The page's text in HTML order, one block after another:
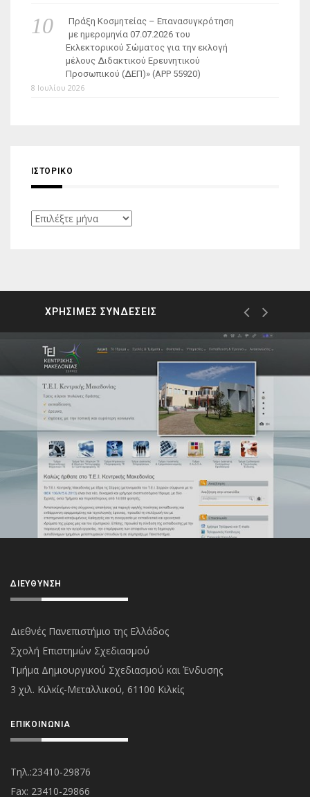
Πράξη Κοσμητείας – Επανασυγκρότηση
με ημερομηνία 07.07.2026 του
Εκλεκτορικού Σώματος για την εκλογή
μέλους Διδακτικού Ερευνητικού
Προσωπικού (ΔΕΠ)» (APP 55920)
8 Ιουλίου 2026
ΙΣΤΟΡΙΚΌ
Ιστορικό
ΧΡΗΣΙΜΕΣ ΣΥΝΔΕΣΕΙΣ
ΔΙΕΎΘΥΝΣΗ
Διεθνές Πανεπιστήμιο της Ελλάδος
Σχολή Επιστημών Σχεδιασμού
Τμήμα Δημιουργικού Σχεδιασμού και Ένδυσης
3 χιλ. Κιλκίς-Μεταλλικού, 61100 Κιλκίς
ΕΠΙΚΟΙΝΩΝΊΑ
Τηλ.:23410-29876
Fax: 23410-29866